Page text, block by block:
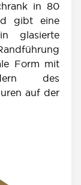
in 80
gibt eine
glasierte
Form mit
des
auf der